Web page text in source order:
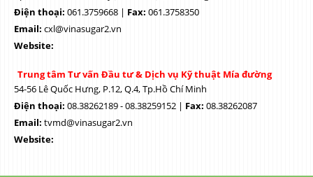
Điện thoại: 061.3759668 | Fax: 061.3758350
Email: cxl@vinasugar2.vn
Website:
Trung tâm Tư vấn Đầu tư & Dịch vụ Kỹ thuật Mía đường
54-56 Lê Quốc Hưng, P.12, Q.4, Tp.Hồ Chí Minh
Điện thoại: 08.38262189 - 08.38259152 | Fax: 08.38262087
Email: tvmd@vinasugar2.vn
Website: